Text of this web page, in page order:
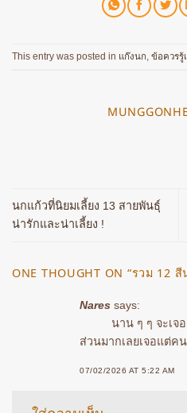
This entry was posted in แก๊งนก ข้อควรรู้
นกแก้วที่นิยมเลี้ยง 13 สายพันธุ์
น่ารักและน่าเลี้ยง !
ONE THOUGHT ON “รวม 12
Nares says:
นาน ๆ ๆ จะเจ
ส่วนมากเลยเจอแต่ค
07/02/2026 AT 5:22 AM